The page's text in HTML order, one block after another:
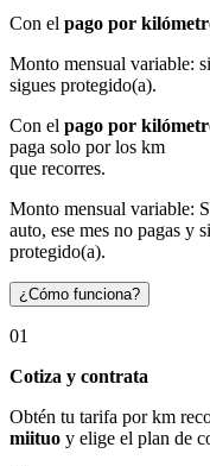
Con el pago por
Monto mensual variable:
sigues protegido(a).
Con el pago por
paga solo por los km
que recorres.
Monto mensual variable:
auto, ese mes no pagas y
protegido(a).
¿Cómo funciona?
01
Cotiza y contrata
Obtén tu tarifa por km
miituo y elige el plan de